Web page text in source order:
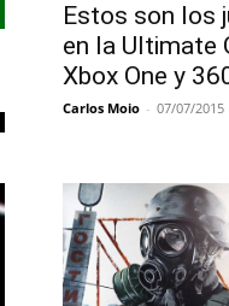
Estos son los
en la Ultimate
Xbox One y
Carlos Moio - 07/07/2015